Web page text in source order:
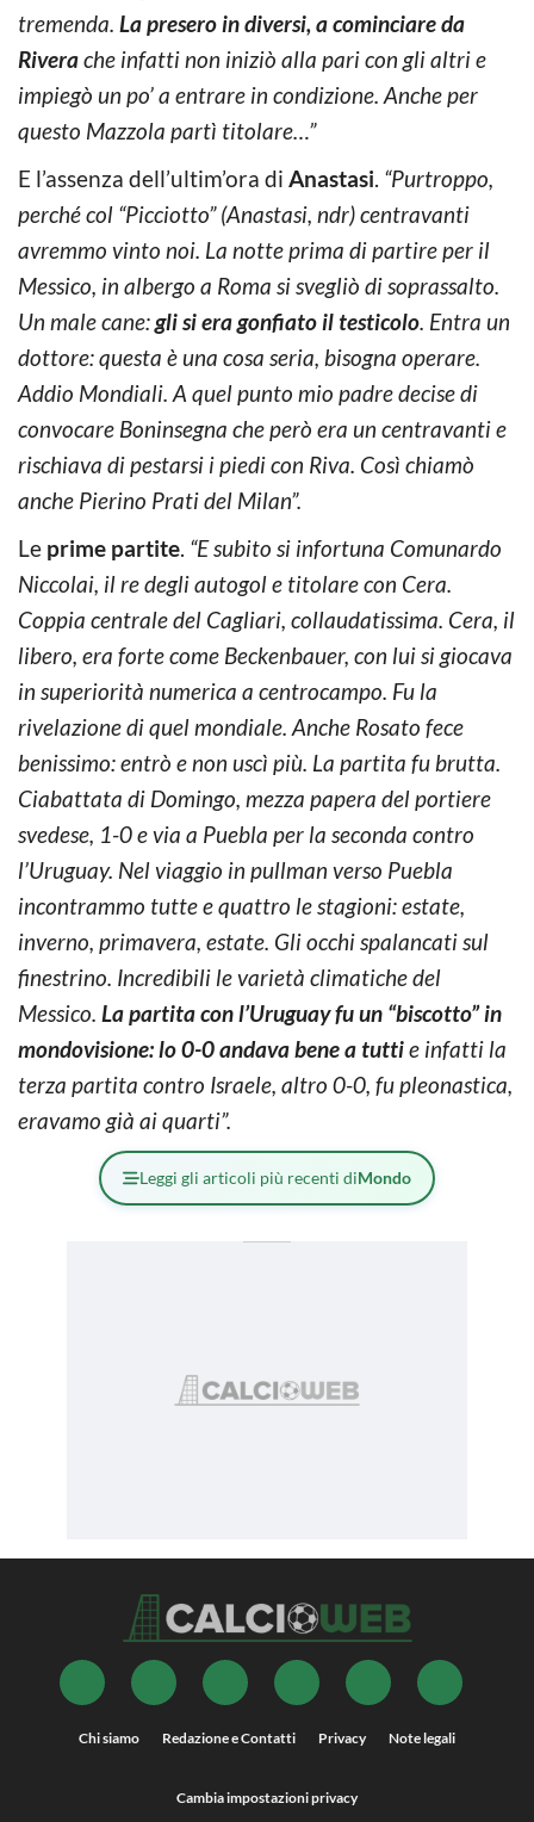
tremenda. La presero in diversi, a cominciare da
Riverache infatti non iniziò alla pari con gli altri e
impiegò un po’ a entrare in condizione. Anche per
questo Mazzola partì titolare…”
E l’assenza dell’ultim’ora di Anastasi. “Purtroppo,
perché col “Picciotto” (Anastasi, ndr) centravanti
avremmo vinto noi. La notte prima di partire per il
Messico, in albergo a Roma si svegliò di soprassalto.
Un male cane:gli si era gonfiato il testicolo. Entra un
dottore: questa è una cosa seria, bisogna operare.
Addio Mondiali. A quel punto mio padre decise di
convocare Boninsegna che però era un centravanti e
rischiava di pestarsi i piedi con Riva. Così chiamò
anche Pierino Prati del Milan”.
Le prime partite. “E subito si infortuna Comunardo
Niccolai, il re degli autogol e titolare con Cera.
Coppia centrale del Cagliari, collaudatissima. Cera, il
libero, era forte come Beckenbauer, con lui si giocava
in superiorità numerica a centrocampo. Fu la
rivelazione di quel mondiale. Anche Rosato fece
benissimo: entrò e non uscì più. La partita fu brutta.
Ciabattata di Domingo, mezza papera del portiere
svedese, 1-0 e via a Puebla per la seconda contro
l’Uruguay. Nel viaggio in pullman verso Puebla
incontrammo tutte e quattro le stagioni: estate,
inverno, primavera, estate. Gli occhi spalancati sul
finestrino. Incredibili le varietà climatiche del
Messico. La partita con l’Uruguay fu un “biscotto” in
mondovisione: lo 0-0 andava bene a tuttie infatti la
terza partita contro Israele, altro 0-0, fu pleonastica,
eravamo già ai quarti”.
Leggi gli articoli più recenti diMondo
Chi siamo Redazione e Contatti Privacy Note legali
Cambia impostazioni privacy